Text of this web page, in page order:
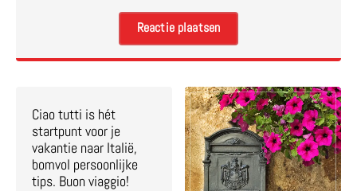
Ciao tutti is hét
startpunt voor je
vakantie naar Italië,
bomvol persoonlijke
tips. Buon viaggio!